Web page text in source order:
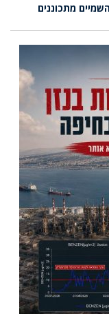
מתכוננים